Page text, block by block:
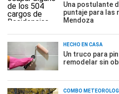
Una postulante
puntaje para las
Mendoza
HECHO EN CASA
Un truco para
remodelar sin
COMBO